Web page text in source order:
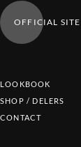
OFFICIAL SITE
LOOKBOOK
SHOP / DELERS
CONTACT